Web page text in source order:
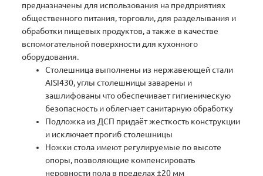
предназначены для использования на предприятиях
общественного питания, торговли, для разделывания и
обработки пищевых продуктов, а также в качестве
вспомогательной поверхности для кухонного
оборудования.
Столешница выполнены из нержавеющей стали
AISI430, углы столешницы заварены и
зашлифованы что обеспечивает гигиеническую
безопасность и облегчает санитарную обработку
Подложка из ДСП придаёт жесткость конструкции
и исключает прогиб столешницы
Ножки стола имеют регулируемые по высоте
опоры, позволяющие компенсировать
неровности пола в пределах ±20 мм